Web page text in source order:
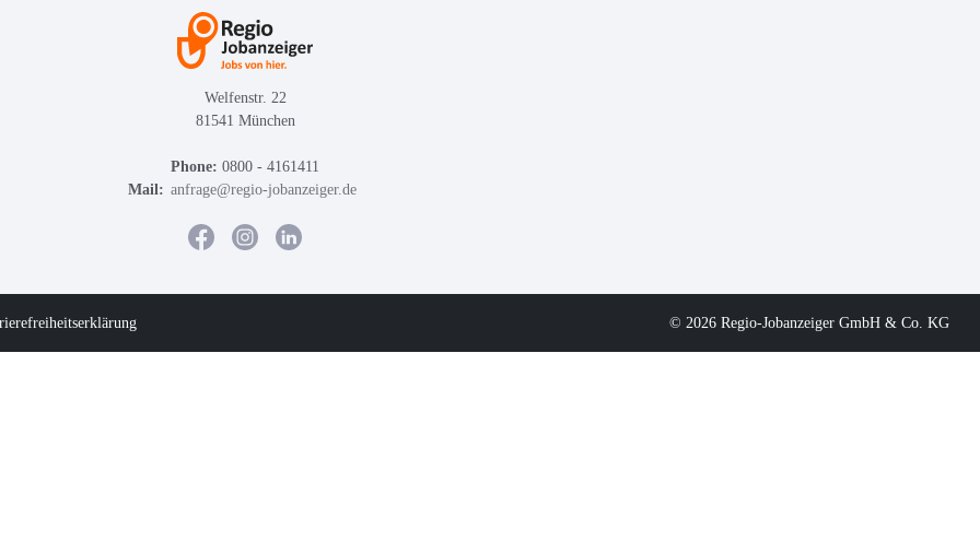
Welfenstr. 22
81541 München
Phone: 0800 - 4161411
Mail: anfrage@regio-jobanzeiger.de
© 2026 Regio-Jobanzeiger GmbH & Co. KG